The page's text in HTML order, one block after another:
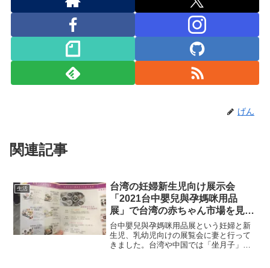
げん
関連記事
生活
台湾の妊婦新生児向け展示会
「2021台中嬰兒與孕媽咪用品
展」で台湾の赤ちゃん市場を見
て、月子餐の味見をしてきました
台中嬰兒與孕媽咪用品展という妊婦と新
生児、乳幼児向けの展覧会に妻と行って
きました。台湾や中国では「坐月子」と